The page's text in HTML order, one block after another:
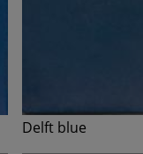
Delft blue